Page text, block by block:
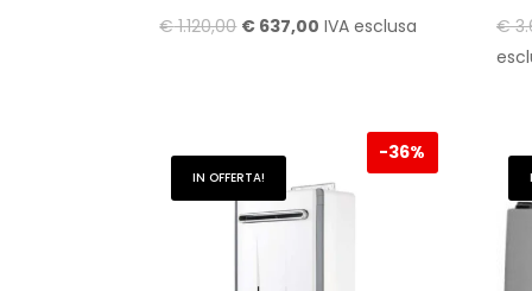
€1.120,00 Il
€ 637,00 Il
€ 637,00.
IVA esclusa €
IN OFFERTA!
-36%